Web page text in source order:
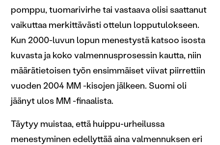
pomppu, tuomarivirhe tai vastaava olisi saattanut
vaikuttaa merkittävästi ottelun lopputulokseen.
Kun 2000-luvun lopun menestystä katsoo isosta
kuvasta ja koko valmennusprosessin kautta, niin
määrätietoisen työn ensimmäiset viivat piirrettiin
vuoden 2004 MM -kisojen jälkeen. Suomi oli
jäänyt ulos MM -finaalista.
Täytyy muistaa, että huippu-urheilussa
menestyminen edellyttää aina valmennuksen eri